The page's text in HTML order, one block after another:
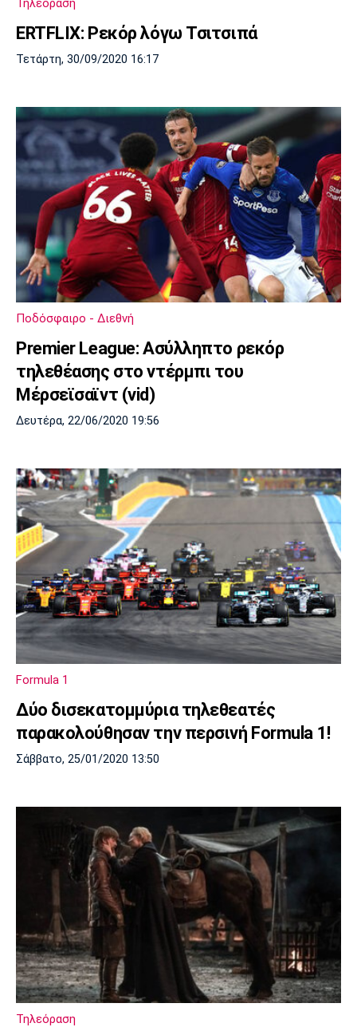
Τηλεόραση
ERTFLIX: Ρεκόρ λόγω Τσιτσιπά
Τετάρτη, 30/09/2020 16:17
Ποδόσφαιρο - Διεθνή
Premier League: Ασύλληπτο ρεκόρ
τηλεθέασης στο ντέρμπι του
Μέρσεϊσαϊντ (vid)
Δευτέρα, 22/06/2020 19:56
Formula 1
Δύο δισεκατομμύρια τηλεθεατές
παρακολούθησαν την περσινή Formula 1!
Σάββατο, 25/01/2020 13:50
Τηλεόραση